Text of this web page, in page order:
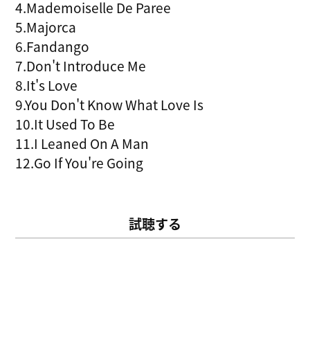
4.Mademoiselle De Paree
5.Majorca
6.Fandango
7.Don't Introduce Me
8.It's Love
9.You Don't Know What Love Is
10.It Used To Be
11.I Leaned On A Man
12.Go If You're Going
試聴する